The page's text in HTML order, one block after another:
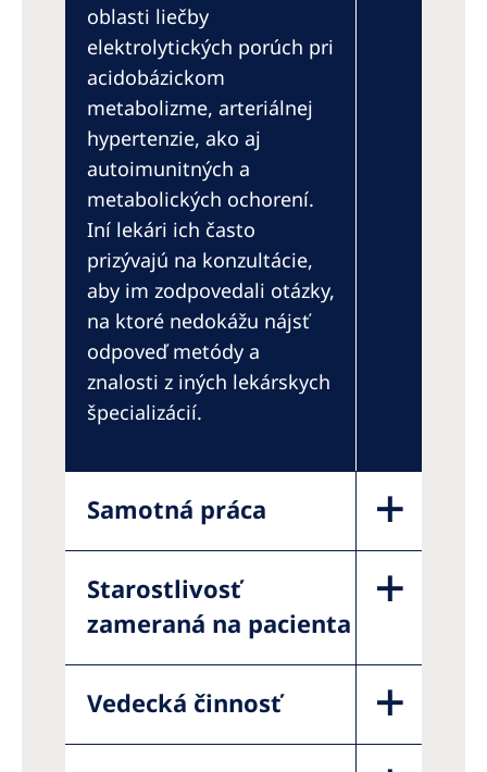
oblasti liečby
elektrolytických porúch pri
acidobázickom
metabolizme, arteriálnej
hypertenzie, ako aj
autoimunitných a
metabolických ochorení.
Iní lekári ich často
prizývajú na konzultácie,
aby im zodpovedali otázky,
na ktoré nedokážu nájsť
odpoveď metódy a
znalosti z iných lekárskych
špecializácií.
Samotná práca
Starostlivosť
zameraná na pacienta
Vedecká činnosť